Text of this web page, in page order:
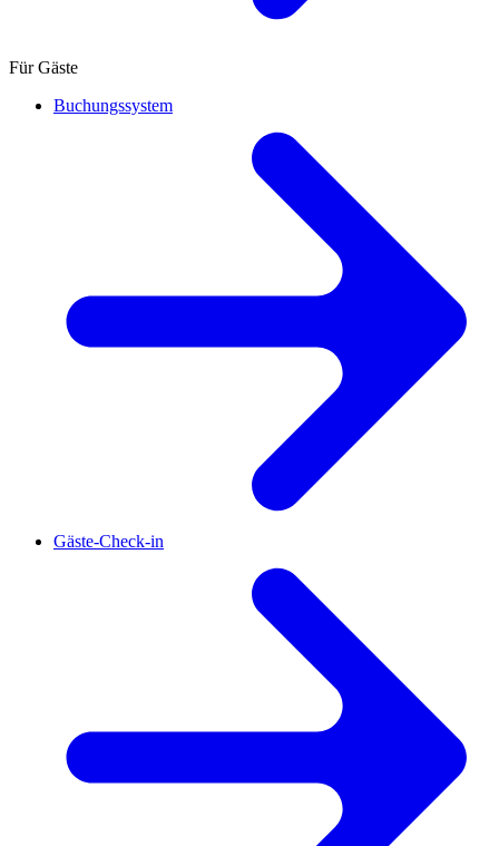
Für Gäste
Buchungssystem
Gäste-Check-in